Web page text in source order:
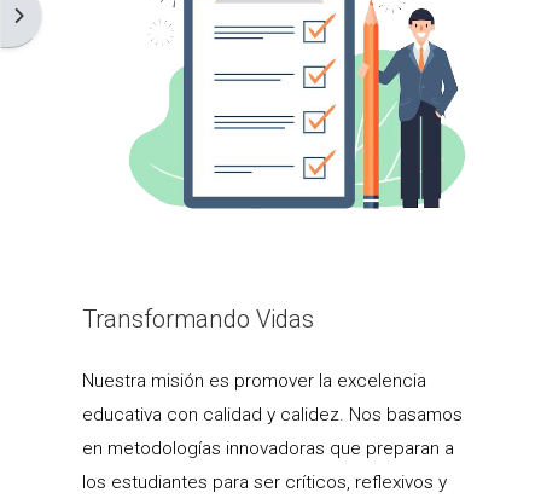
Abrir cajón de bloques
Transformando Vidas
Nuestra misión es promover la excelencia
educativa con calidad y calidez. Nos basamos
en metodologías innovadoras que preparan a
los estudiantes para ser críticos, reflexivos y